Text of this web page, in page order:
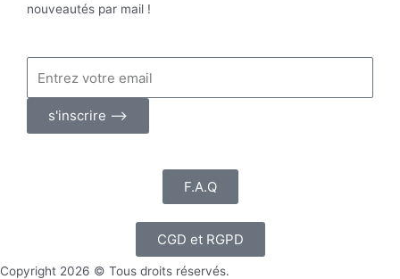
nouveautés par mail !
s'inscrire ⟶
F.A.Q
CGD et RGPD
Copyright 2026 © Tous droits réservés.